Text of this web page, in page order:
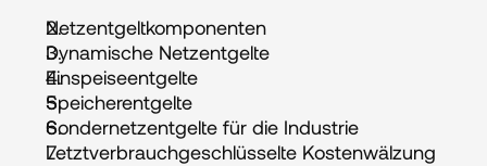
Netzentgeltkomponenten
Dynamische Netzentgelte
Einspeiseentgelte
Speicherentgelte
Sondernetzentgelte für die Industrie
Letztverbrauchgeschlüsselte Kostenwälzung